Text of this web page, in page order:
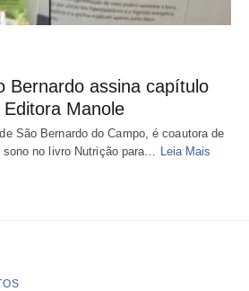
Bernardo assina capítulo
Manole
São Bernardo do Campo, é coautora de
no livro Nutrição para…
Leia Mais